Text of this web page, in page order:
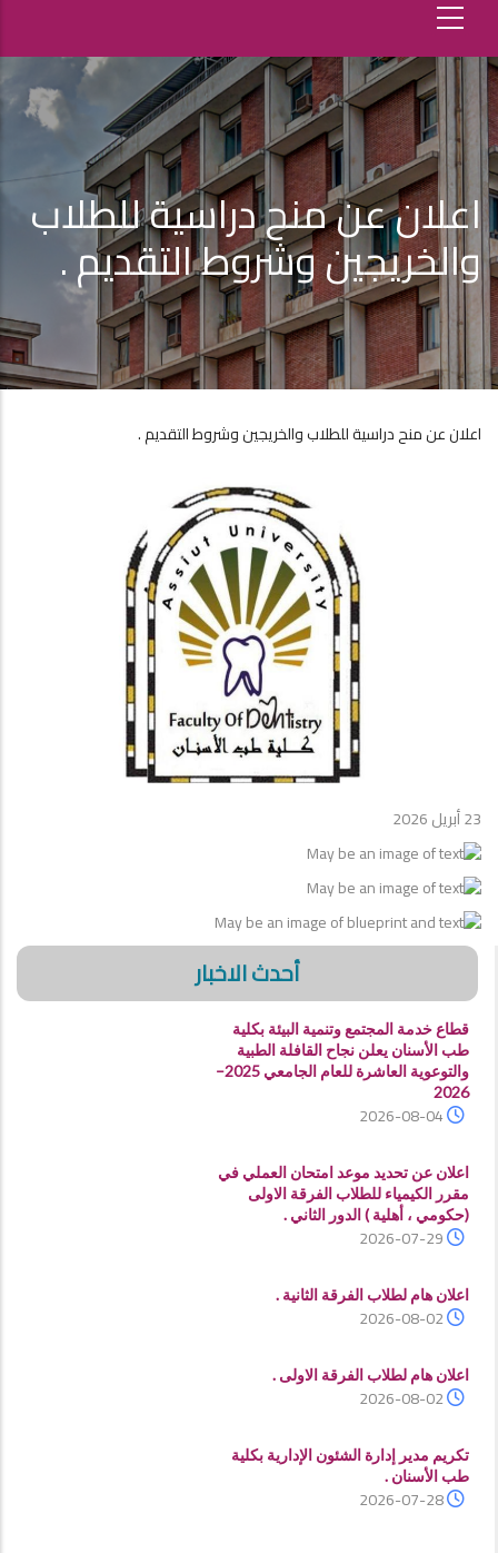
اعلان عن منح دراسية للطلاب
والخريجين وشروط التقديم .
اعلان عن منح دراسية للطلاب والخريجين وشروط التقديم .
23 أبريل 2026
أحدث الاخبار
قطاع خدمة المجتمع وتنمية البيئة بكلية
طب الأسنان يعلن نجاح القافلة الطبية
والتوعوية العاشرة للعام الجامعي 2025–
2026
2026-08-04
اعلان عن تحديد موعد امتحان العملي في
مقرر الكيمياء للطلاب الفرقة الاولى
(حكومي ، أهلية ) الدور الثاني .
2026-07-29
اعلان هام لطلاب الفرقة الثانية .
2026-08-02
اعلان هام لطلاب الفرقة الاولى .
2026-08-02
تكريم مدير إدارة الشئون الإدارية بكلية
طب الأسنان .
2026-07-28